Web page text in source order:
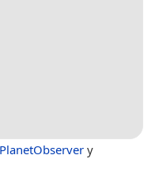
PlanetObserver y